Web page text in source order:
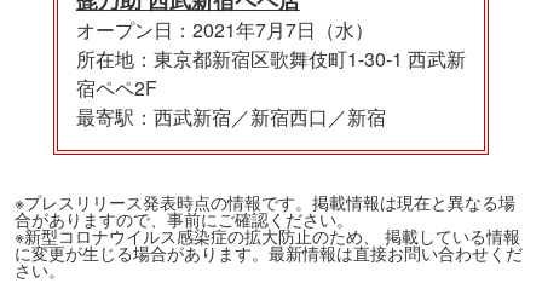
オープン日：2021年7月7日（水）
所在地：東京都新宿区歌舞伎町1-30-1 西武新
宿ペペ2F
最寄駅：西武新宿／新宿西口／新宿
※プレスリリース発表時点の情報です。掲載情報は現在と異なる場
合がありますので、事前にご確認ください。
※新型コロナウイルス感染症の拡大防止のため、 掲載している情報
に変更が生じる場合があります。最新情報は直接お問い合わせくだ
さい。